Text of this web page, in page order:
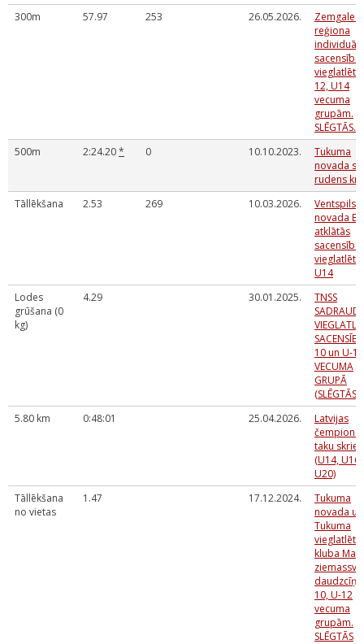
300m
57.97 253 26.05.2026.
Zemgales
reģiona
12, U14
vecuma
grupām.
SLĒGTĀS.
500m
2:24.20* 0 10.10.2023.
Tukuma
novada
rudens
Tāllēkšana
2.53 269 10.03.2026.
Ventspils
novada
atklātās
U14
Lodes
grūšana (0
kg)
4.29 30.01.2025.
TNSS
10 un U-12
VECUMA
GRUPĀ
(SLĒGTĀS)
5.80 km
0:48:01 25.04.2026.
Latvijas
taku
(U14,
U20)
Tāllēkšana
no vietas
1.47 17.12.2024.
Tukuma
novada un
Tukuma
kluba
10, U-12
vecuma
grupām.
SLĒGTĀS